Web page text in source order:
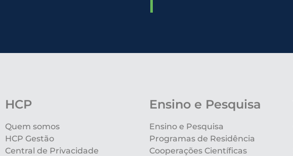
HCP
Quem somos
HCP Gestão
Central de Privacidade
Ensino e Pesquisa
Ensino e Pesquisa
Programas de Residência
Cooperações Científicas